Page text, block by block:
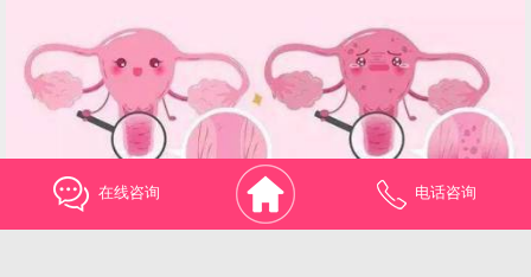
在线咨询 电话咨询